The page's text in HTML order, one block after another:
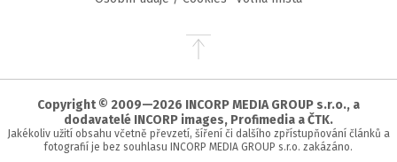
Přejít
stránky
Copyright © 2009—2026 INCORP MEDIA GROUP s.r.o., a
dodavatelé INCORP images, Profimedia a ČTK.
Jakékoliv užití obsahu včetně převzetí, šíření či dalšího zpřístupňování článků a
fotografií je bez souhlasu INCORP MEDIA GROUP s.r.o. zakázáno.